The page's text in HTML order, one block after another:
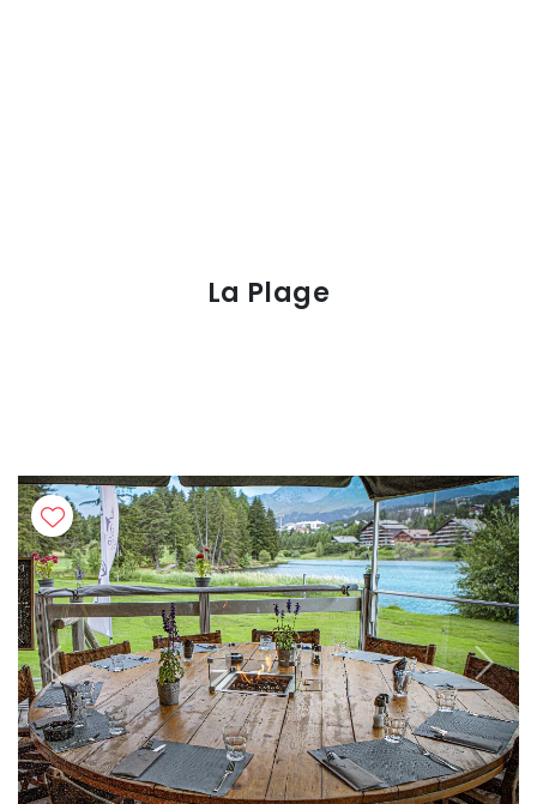
La Plage
Previous Next